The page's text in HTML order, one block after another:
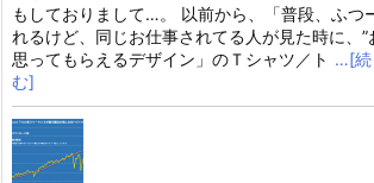
もしておりまして…。 以前から、「普段、ふつ
れるけど、同じお仕事されてる人が見た時に、”
思ってもらえるデザイン」のＴシャツ／ト …[続
む]